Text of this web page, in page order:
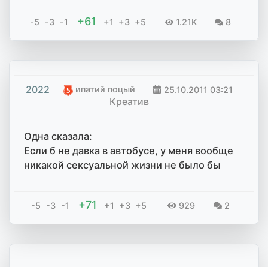
-5 -3 -1 +61 +1 +3 +5 1.21K 8
2022 ипатий поцый 25.10.2011 03:21
Креатив
Одна сказала:
Если б не давка в автобусе, у меня вообще
никакой сексуальной жизни не было бы
-5 -3 -1 +71 +1 +3 +5 929 2